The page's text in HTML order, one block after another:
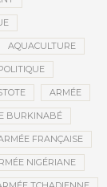
AQUACULTURE
ARMÉE
BURKINABÉ
FRANÇAISE
NIGÉRIANE